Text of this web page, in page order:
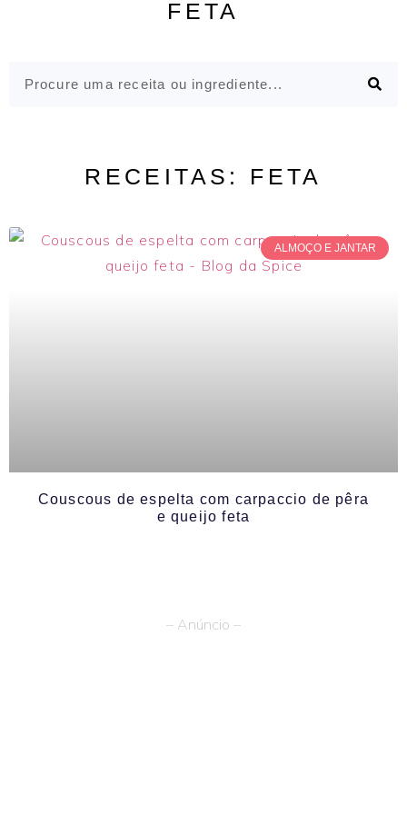
FETA
RECEITAS: FETA
ALMOÇO E JANTAR
Couscous de espelta com carpaccio de pêra
e queijo feta
– Anúncio –